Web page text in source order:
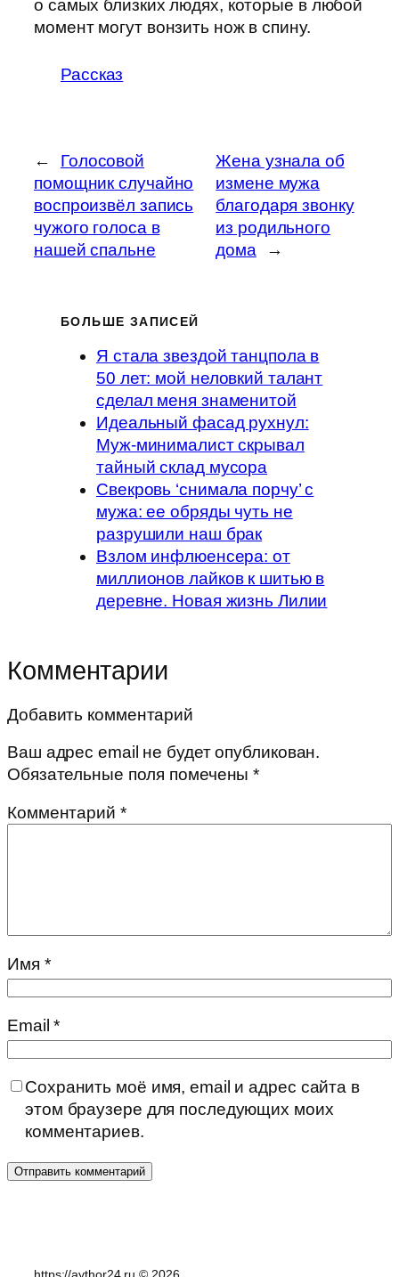
о самых близких людях, которые в любой
момент могут вонзить нож в спину.
Рассказ
←
Голосовой
помощник случайно
воспроизвёл запись
чужого голоса в
нашей спальне
Жена узнала об
измене мужа
благодаря звонку
из родильного
дома
→
БОЛЬШЕ ЗАПИСЕЙ
Я стала звездой танцпола в
50 лет: мой неловкий талант
сделал меня знаменитой
Идеальный фасад рухнул:
Муж-минималист скрывал
тайный склад мусора
Свекровь ‘снимала порчу’ с
мужа: ее обряды чуть не
разрушили наш брак
Взлом инфлюенсера: от
миллионов лайков к шитью в
деревне. Новая жизнь Лилии
Комментарии
Добавить комментарий
Ваш адрес email не будет опубликован.
Обязательные поля помечены*
Комментарий *
Имя *
Email*
Сохранить моё имя, email и адрес сайта в
этом браузере для последующих моих
комментариев.
https://aythor24.ru © 2026